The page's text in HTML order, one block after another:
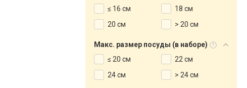
≤ 16 см
18 см
20 см
> 20 см
Макс. размер посуды (в наборе)
≤ 20 см
22 см
24 см
> 24 см